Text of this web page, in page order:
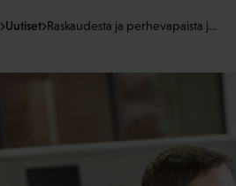
Uutiset Raskaudesta ja perhevapaista j…